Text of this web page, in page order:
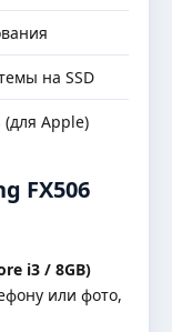
на SSD
(для Apple)
FX506
i3 / 8GB)
или фото,